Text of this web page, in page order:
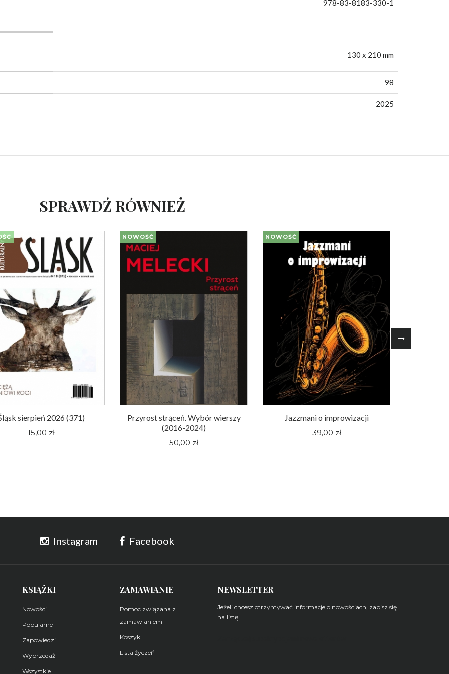
978-83-8183-330-1
130 x 210 mm
98
2025
SPRAWDŹ RÓWNIEŻ
sierpień 2026 (371)
15,00 zł
NOWOŚĆ
Przyrost strąceń. Wybór wierszy
(2016-2024)
50,00 zł
NOWOŚĆ
Jazzmani o improwizacji
39,00 zł
Instagram Facebook
KSIĄŻKI
Nowości
Popularne
Zapowiedzi
Wyprzedaż
Wszystkie
ZAMAWIANIE
Pomoc związana z
zamawianiem
Koszyk
Lista życzeń
NEWSLETTER
Jeżeli chcesz otrzymywać informacje o nowościach, zapisz się
na listę